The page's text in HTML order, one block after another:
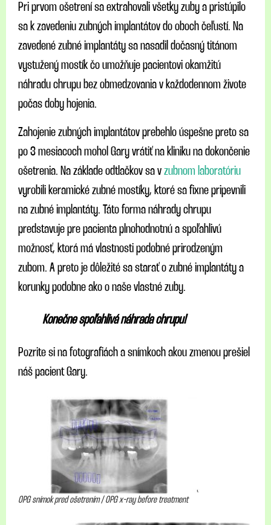
Pri prvom ošetrení sa extrahovali všetky zuby a pristúpilo
sa k zavedeniu zubných implantátov do oboch čeľustí. Na
zavedené zubné implantáty sa nasadil dočasný titánom
vystužený mostík čo umožňuje pacientovi okamžitú
náhradu chrupu bez obmedzovania v každodennom živote
počas doby hojenia.
Zahojenie zubných implantátov prebehlo úspešne preto sa
po 3 mesiacoch mohol Gary vrátiť na kliniku na dokončenie
ošetrenia. Na základe odtlačkov sa v zubnom laboratóriu
vyrobili keramické zubné mostíky, ktoré sa fixne pripevnili
na zubné implantáty. Táto forma náhrady chrupu
predstavuje pre pacienta plnohodnotnú a spoľahlivú
možnosť, ktorá má vlastnosti podobné prirodzeným
zubom. A preto je dôležité sa starať o zubné implantáty a
korunky podobne ako o naše vlastné zuby.
Konečne spoľahlivá náhrada chrupu!
Pozrite si na fotografiách a snímkoch akou zmenou prešiel
náš pacient Gary.
OPG snímok pred ošetrením / OPG x-ray before treatment